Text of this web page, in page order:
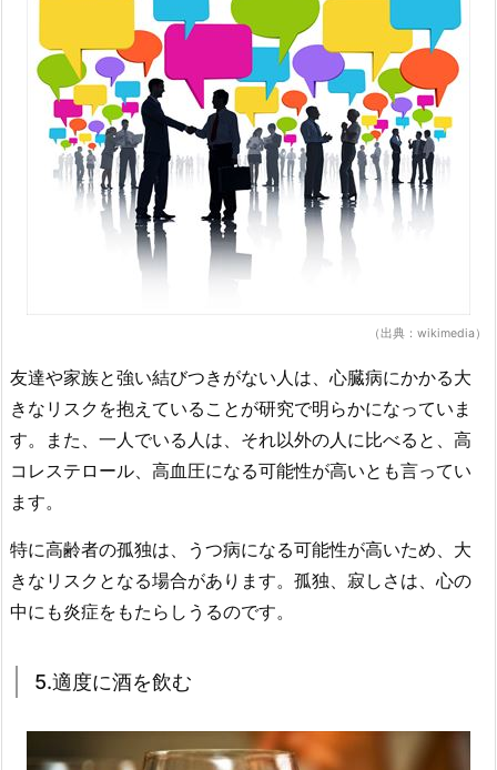
（出典：wikimedia）
友達や家族と強い結びつきがない人は、心臓病にかかる大
きなリスクを抱えていることが研究で明らかになっていま
す。また、一人でいる人は、それ以外の人に比べると、高
コレステロール、高血圧になる可能性が高いとも言ってい
ます。
特に高齢者の孤独は、うつ病になる可能性が高いため、大
きなリスクとなる場合があります。孤独、寂しさは、心の
中にも炎症をもたらしうるのです。
5.適度に酒を飲む